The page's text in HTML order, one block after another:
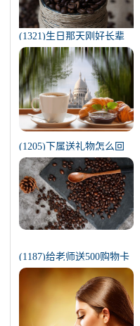
(1321)生日那天刚好长辈
去世（父亲在我生日去世
意味着）
(1205)下属送礼物怎么回
复（下属给我送礼我该如
何回复）
(1187)给老师送500购物卡
少吗（给老师送500还是
1000）